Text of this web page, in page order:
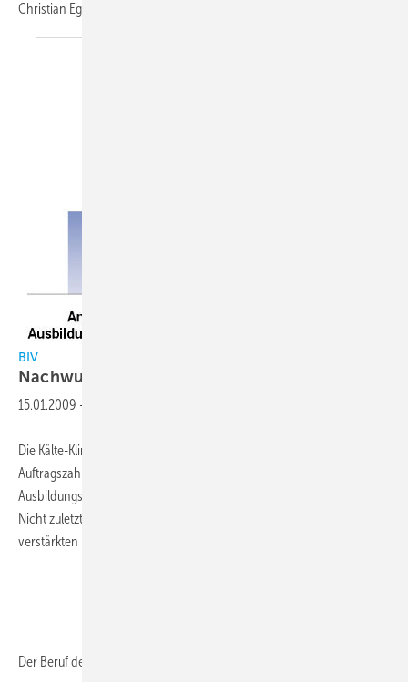
Christian Eger, Geschäftsführer der Hörtner & Fischer
BIV
Nachwuchs wird immer
15.01.2009 -
Die Kälte-Klima-Fachbetriebe bekommen bei steigenden
Auftragszahlen mit moderaten Zuwächsen bei den
Ausbildungsbeginnern im Kälteanlagenbauerhandwerk Verstärkung.
Nicht zuletzt resultiert das Mehr an Ausbildungsverträgen aus der
verstärkten Nachwuchswerbung und -förderung.
Der Berufdes...